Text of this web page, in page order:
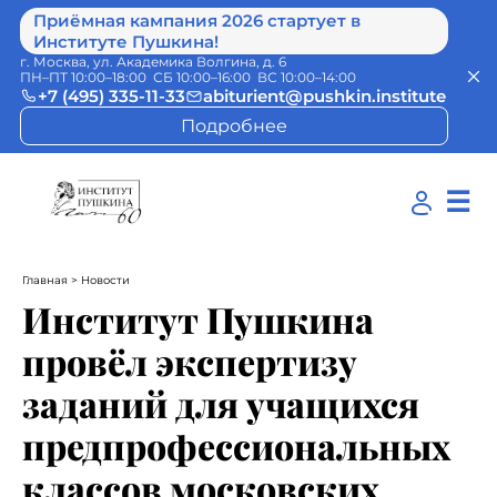
Приёмная кампания 2026 стартует в
Институте Пушкина!
г. Москва, ул. Академика Волгина, д. 6
ПН–ПТ 10:00–18:00 СБ 10:00–16:00 ВС 10:00–14:00
+7 (495) 335-11-33
abiturient@pushkin.institute
Подробнее
☰
Главная > Новости
Институт Пушкина
провёл экспертизу
заданий для учащихся
предпрофессиональных